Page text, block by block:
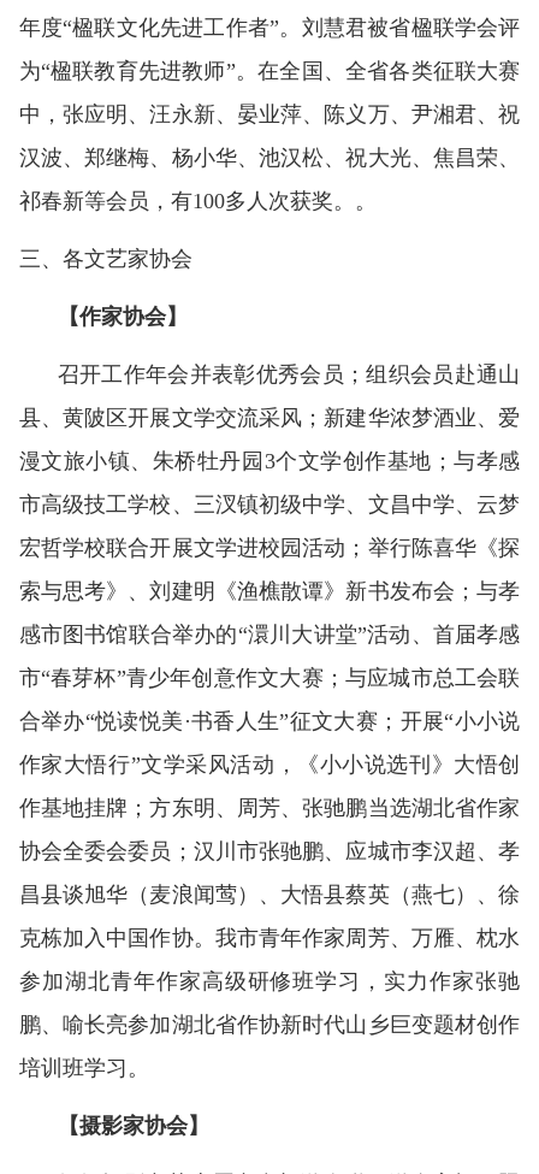
年度“楹联文化先进工作者”。刘慧君被省楹联学会评
为“楹联教育先进教师”。在全国、全省各类征联大赛
中，张应明、汪永新、晏业萍、陈义万、尹湘君、祝
汉波、郑继梅、杨小华、池汉松、祝大光、焦昌荣、
祁春新等会员，有100多人次获奖。。
三、 各文艺家协会
【作家协会】
召开工作年会并表彰优秀会员；组织会员赴通山
县、黄陂区开展文学交流采风；新建华浓梦酒业、爱
漫文旅小镇、朱桥牡丹园3个文学创作基地；与孝感
市高级技工学校、三汊镇初级中学、文昌中学、云梦
宏哲学校联合开展文学进校园活动；举行陈喜华《探
索与思考》、刘建明《渔樵散谭》新书发布会；与孝
感市图书馆联合举办的“澴川大讲堂”活动、首届孝感
市“春芽杯”青少年创意作文大赛；与应城市总工会联
合举办“悦读悦美·书香人生”征文大赛；开展“小小说
作家大悟行”文学采风活动，《小小说选刊》大悟创
作基地挂牌；方东明、周芳、张驰鹏当选湖北省作家
协会全委会委员；汉川市张驰鹏、应城市李汉超、孝
昌县谈旭华（麦浪闻莺）、大悟县蔡英（燕七）、徐
克栋加入中国作协。我市青年作家周芳、万雁、枕水
参加湖北青年作家高级研修班学习，实力作家张驰
鹏、喻长亮参加湖北省作协新时代山乡巨变题材创作
培训班学习。
【摄影家协会】